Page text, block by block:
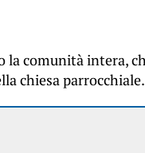
la comunità intera,
chiesa parrocchiale.